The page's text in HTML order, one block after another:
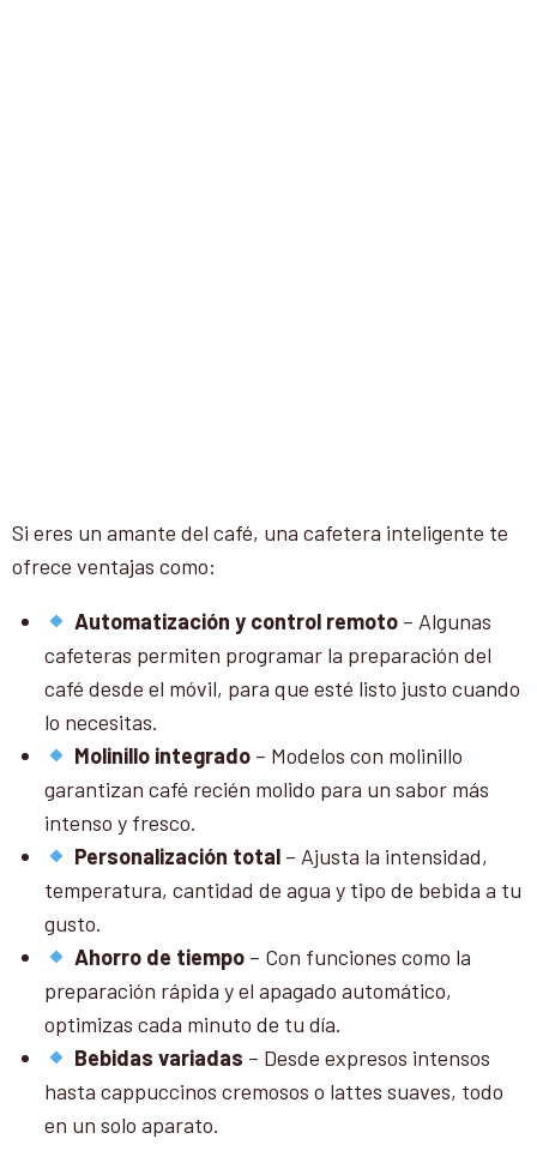
Si eres un amante del café, una cafetera inteligente te
ofrece ventajas como:
Automatización y control remoto– Algunas
cafeteras permiten programar la preparación del
café desde el móvil, para que esté listo justo cuando
lo necesitas.
Molinillo integrado– Modelos con molinillo
garantizan café recién molido para un sabor más
intenso y fresco.
Personalización total– Ajusta la intensidad,
temperatura, cantidad de agua y tipo de bebida a tu
gusto.
Ahorro de tiempo– Con funciones como la
preparación rápida y el apagado automático,
optimizas cada minuto de tu día.
Bebidas variadas – Desde expresos intensos
hasta cappuccinos cremosos o lattes suaves, todo
en un solo aparato.